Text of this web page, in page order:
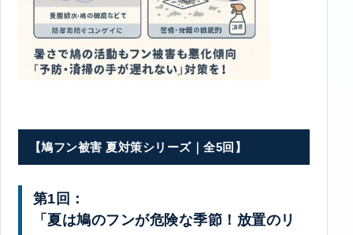
【鳩フン被害 夏対策シリーズ｜全5回】
第1回：
「夏は鳩のフンが危険な季節！放置のリ